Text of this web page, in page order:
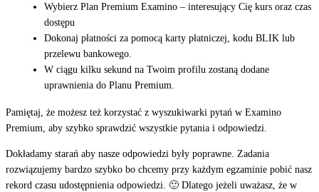
Wybierz Plan Premium Examino – interesujący Cię kurs oraz czas
dostępu
Dokonaj płatności za pomocą karty płatniczej, kodu BLIK lub
przelewu bankowego.
W ciągu kilku sekund na Twoim profilu zostaną dodane
uprawnienia do Planu Premium.
Pamiętaj, że możesz też korzystać z wyszukiwarki pytań w Examino
Premium, aby szybko sprawdzić wszystkie pytania i odpowiedzi.
Dokładamy starań aby nasze odpowiedzi były poprawne. Zadania
rozwiązujemy bardzo szybko bo chcemy przy każdym egzaminie pobić nasz
rekord czasu udostępnienia odpowiedzi. 🙂 Dlatego jeżeli uważasz, że w